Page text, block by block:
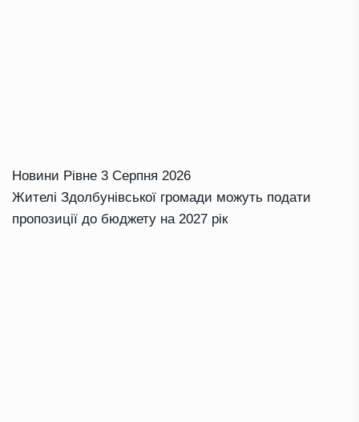
Новини Рівне 3 Серпня 2026
Жителі Здолбунівської громади можуть подати
пропозиції до бюджету на 2027 рік